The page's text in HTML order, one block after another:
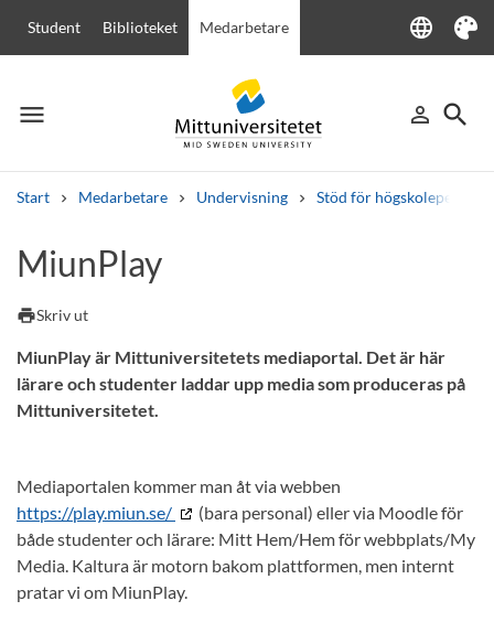
Student Biblioteket Medarbetare language
Language
Tema
menu
Meny person_outline
Logga in
search
Sök
Start Medarbetare Undervisning Stöd för
Andra söktjänster
Kurser och program
MiunPlay
printSkriv ut
MiunPlay är Mittuniversitetets mediaportal. Det är här
lärare och studenter laddar upp media som produceras på
Mittuniversitetet.
Mediaportalen kommer man åt via webben
https://play.miun.se/
(bara personal) eller via Moodle för
både studenter och lärare: Mitt Hem/Hem för webbplats/My
Media. Kaltura är motorn bakom plattformen, men internt
pratar vi om MiunPlay.